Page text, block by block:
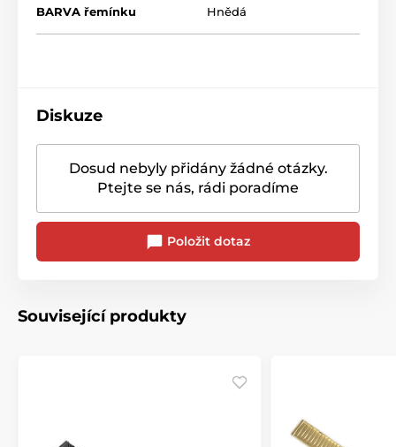
BARVA řemínku Hnědá
Diskuze
Dosud nebyly přidány žádné otázky.
Ptejte se nás, rádi poradíme
Položit dotaz
Související produkty